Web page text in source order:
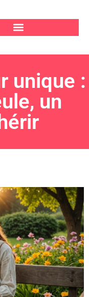
unique :
un